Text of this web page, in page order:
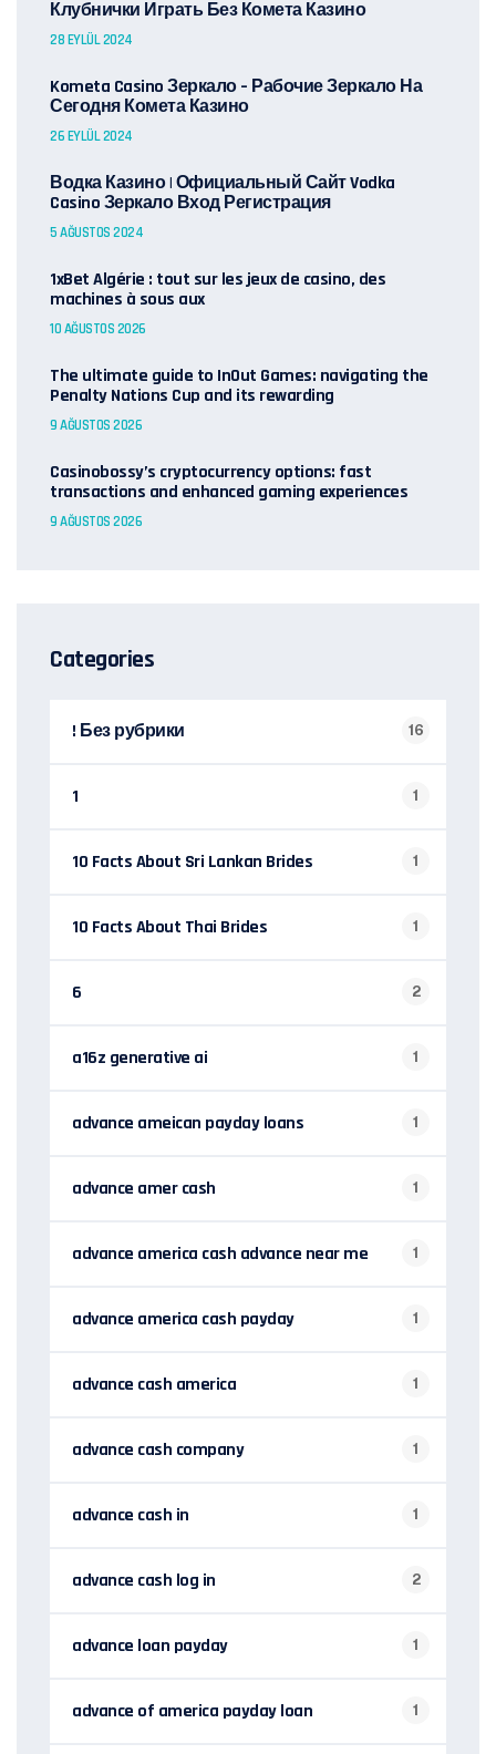
Клубнички Играть Без Комета Казино
28 EYLÜL 2024
Kometa Casino Зеркало – Рабочие Зеркало На
Сегодня Комета Казино
26 EYLÜL 2024
Водка Казино | Официальный Сайт Vodka
Casino Зеркало Вход Регистрация
5 AĞUSTOS 2024
1xBet Algérie : tout sur les jeux de casino, des
machines à sous aux
10 AĞUSTOS 2026
The ultimate guide to InOut Games: navigating the
Penalty Nations Cup and its rewarding
9 AĞUSTOS 2026
Casinobossy’s cryptocurrency options: fast
transactions and enhanced gaming experiences
9 AĞUSTOS 2026
Categories
! Без рубрики 16
1 1
10 Facts About Sri Lankan Brides 1
10 Facts About Thai Brides 1
6 2
a16z generative ai 1
advance ameican payday loans 1
advance amer cash 1
advance america cash advance near me 1
advance america cash payday 1
advance cash america 1
advance cash company 1
advance cash in 1
advance cash log in 2
advance loan payday 1
advance of america payday loan 1